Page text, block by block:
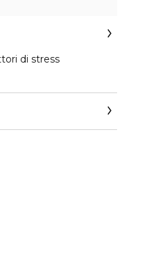
di stress